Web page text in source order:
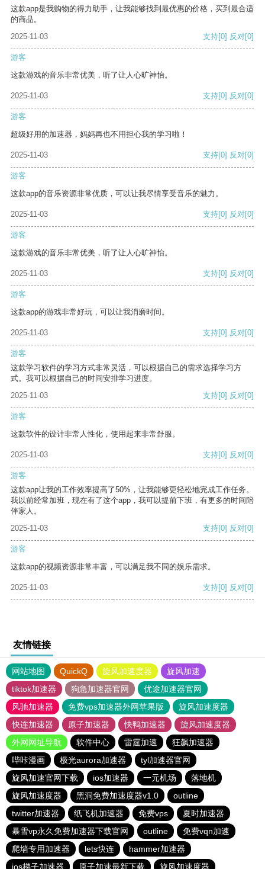
这款app是我购物的得力助手，让我能够找到最优惠的价格，买到最合适
的商品。
2025-11-03
支持[0] 反对[0]
游客
这款游戏的音乐非常优美，听了让人心旷神怡。
2025-11-03 支持[0] 反对[0]
游客
超级好用的加速器，妈妈再也不用担心我的学习啦！
2025-11-03 支持[0] 反对[0]
游客
这款app的音乐资源非常优质，可以让我尽情享受音乐的魅力。
2025-11-03 支持[0] 反对[0]
游客
这款游戏的音乐非常优美，听了让人心旷神怡。
2025-11-03 支持[0] 反对[0]
游客
这款app的游戏非常好玩，可以让我消磨时间。
2025-11-03 支持[0] 反对[0]
游客
这款学习软件的学习方式非常灵活，可以根据自己的需求选择学习方
式。我可以根据自己的时间安排学习进度。
2025-11-03
支持[0] 反对[0]
游客
这款软件的设计非常人性化，使用起来非常舒服。
2025-11-03 支持[0] 反对[0]
游客
这款app让我的工作效率提高了50%，让我能够更轻松地完成工作任务。
我以前经常加班，现在有了这个app，我可以提前下班，有更多的时间陪
伴家人。
2025-11-03
支持[0] 反对[0]
游客
这款app的视频资源非常丰富，可以满足我不同的娱乐需求。
2025-11-03 支持[0] 反对[0]
友情链接
网站地图 QuickQ 旋风加速度器
旋风加速
tiktok加速器
狗急加速器官网
优途加速器官网
风驰加速器
免费vps加速器外网苹果版
旋风加速度器
快连加速器
原子加速器 快鸭加速器
旋风加速度器
外网网址导航
软件中心 雷霆加速
狂飙加速器
哔咔漫画
极光aurora加速器
tyl加速器官网
旋风加速官网下载
ios加速器 一元机场
落地机
旋风加速度器
黑洞免费加速度器v1.0
outline
twitter加速器
纸飞机加速器 免费vps
夏时加速器
暴雪vp永久免费加速器下载官网
outline
免费vqn加速
爬墙专用加速器
lets快连
hammer加速器
ios梯子加速器
原子加速最新下载 旋风加速度器